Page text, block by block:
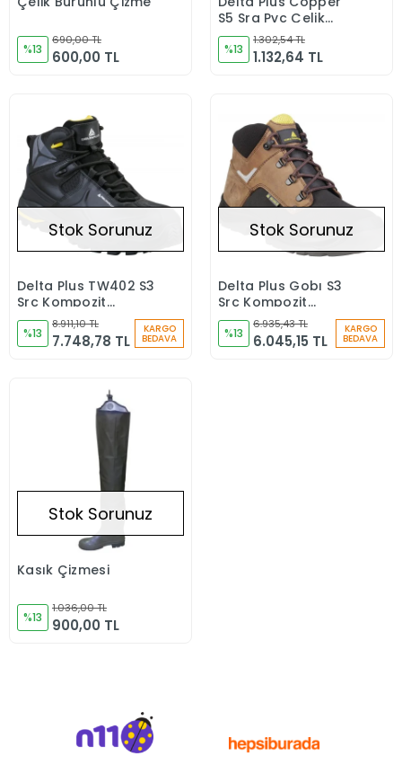
Sepete Ekle
%13
690,00 TL
600,00 TL
Stokta Yok
S5 Sra Pvc Çelik
Burunlu ve Tabanlı
İş Çizmesi
%13
1.302,54 TL
1.132,64 TL
Stokta Yok
Stok Sorunuz
Delta Plus TW402 S3
Src Kompozit
Burunlu ve Tabanlı
Iş Botu
%13
8.911,10 TL
7.748,78 TL
KARGO
BEDAVA
Stokta Yok
Stok Sorunuz
Delta Plus Gobı S3
Src Kompozit
Burunlu Iş
Ayakkabısı
%13
6.935,43 TL
6.045,15 TL
KARGO
BEDAVA
Stokta Yok
Stok Sorunuz
Kasık Çizmesi
%13
1.036,00 TL
900,00 TL